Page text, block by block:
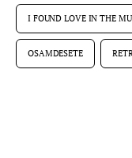
I FOUND LOVE IN THE
OSAMDESETE